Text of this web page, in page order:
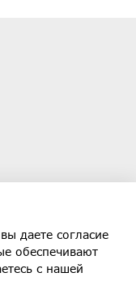
даете согласие
обеспечивают
с нашей